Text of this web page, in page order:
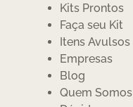
Kits Prontos
Faça seu Kit
Itens Avulsos
Empresas
Blog
Quem Somos